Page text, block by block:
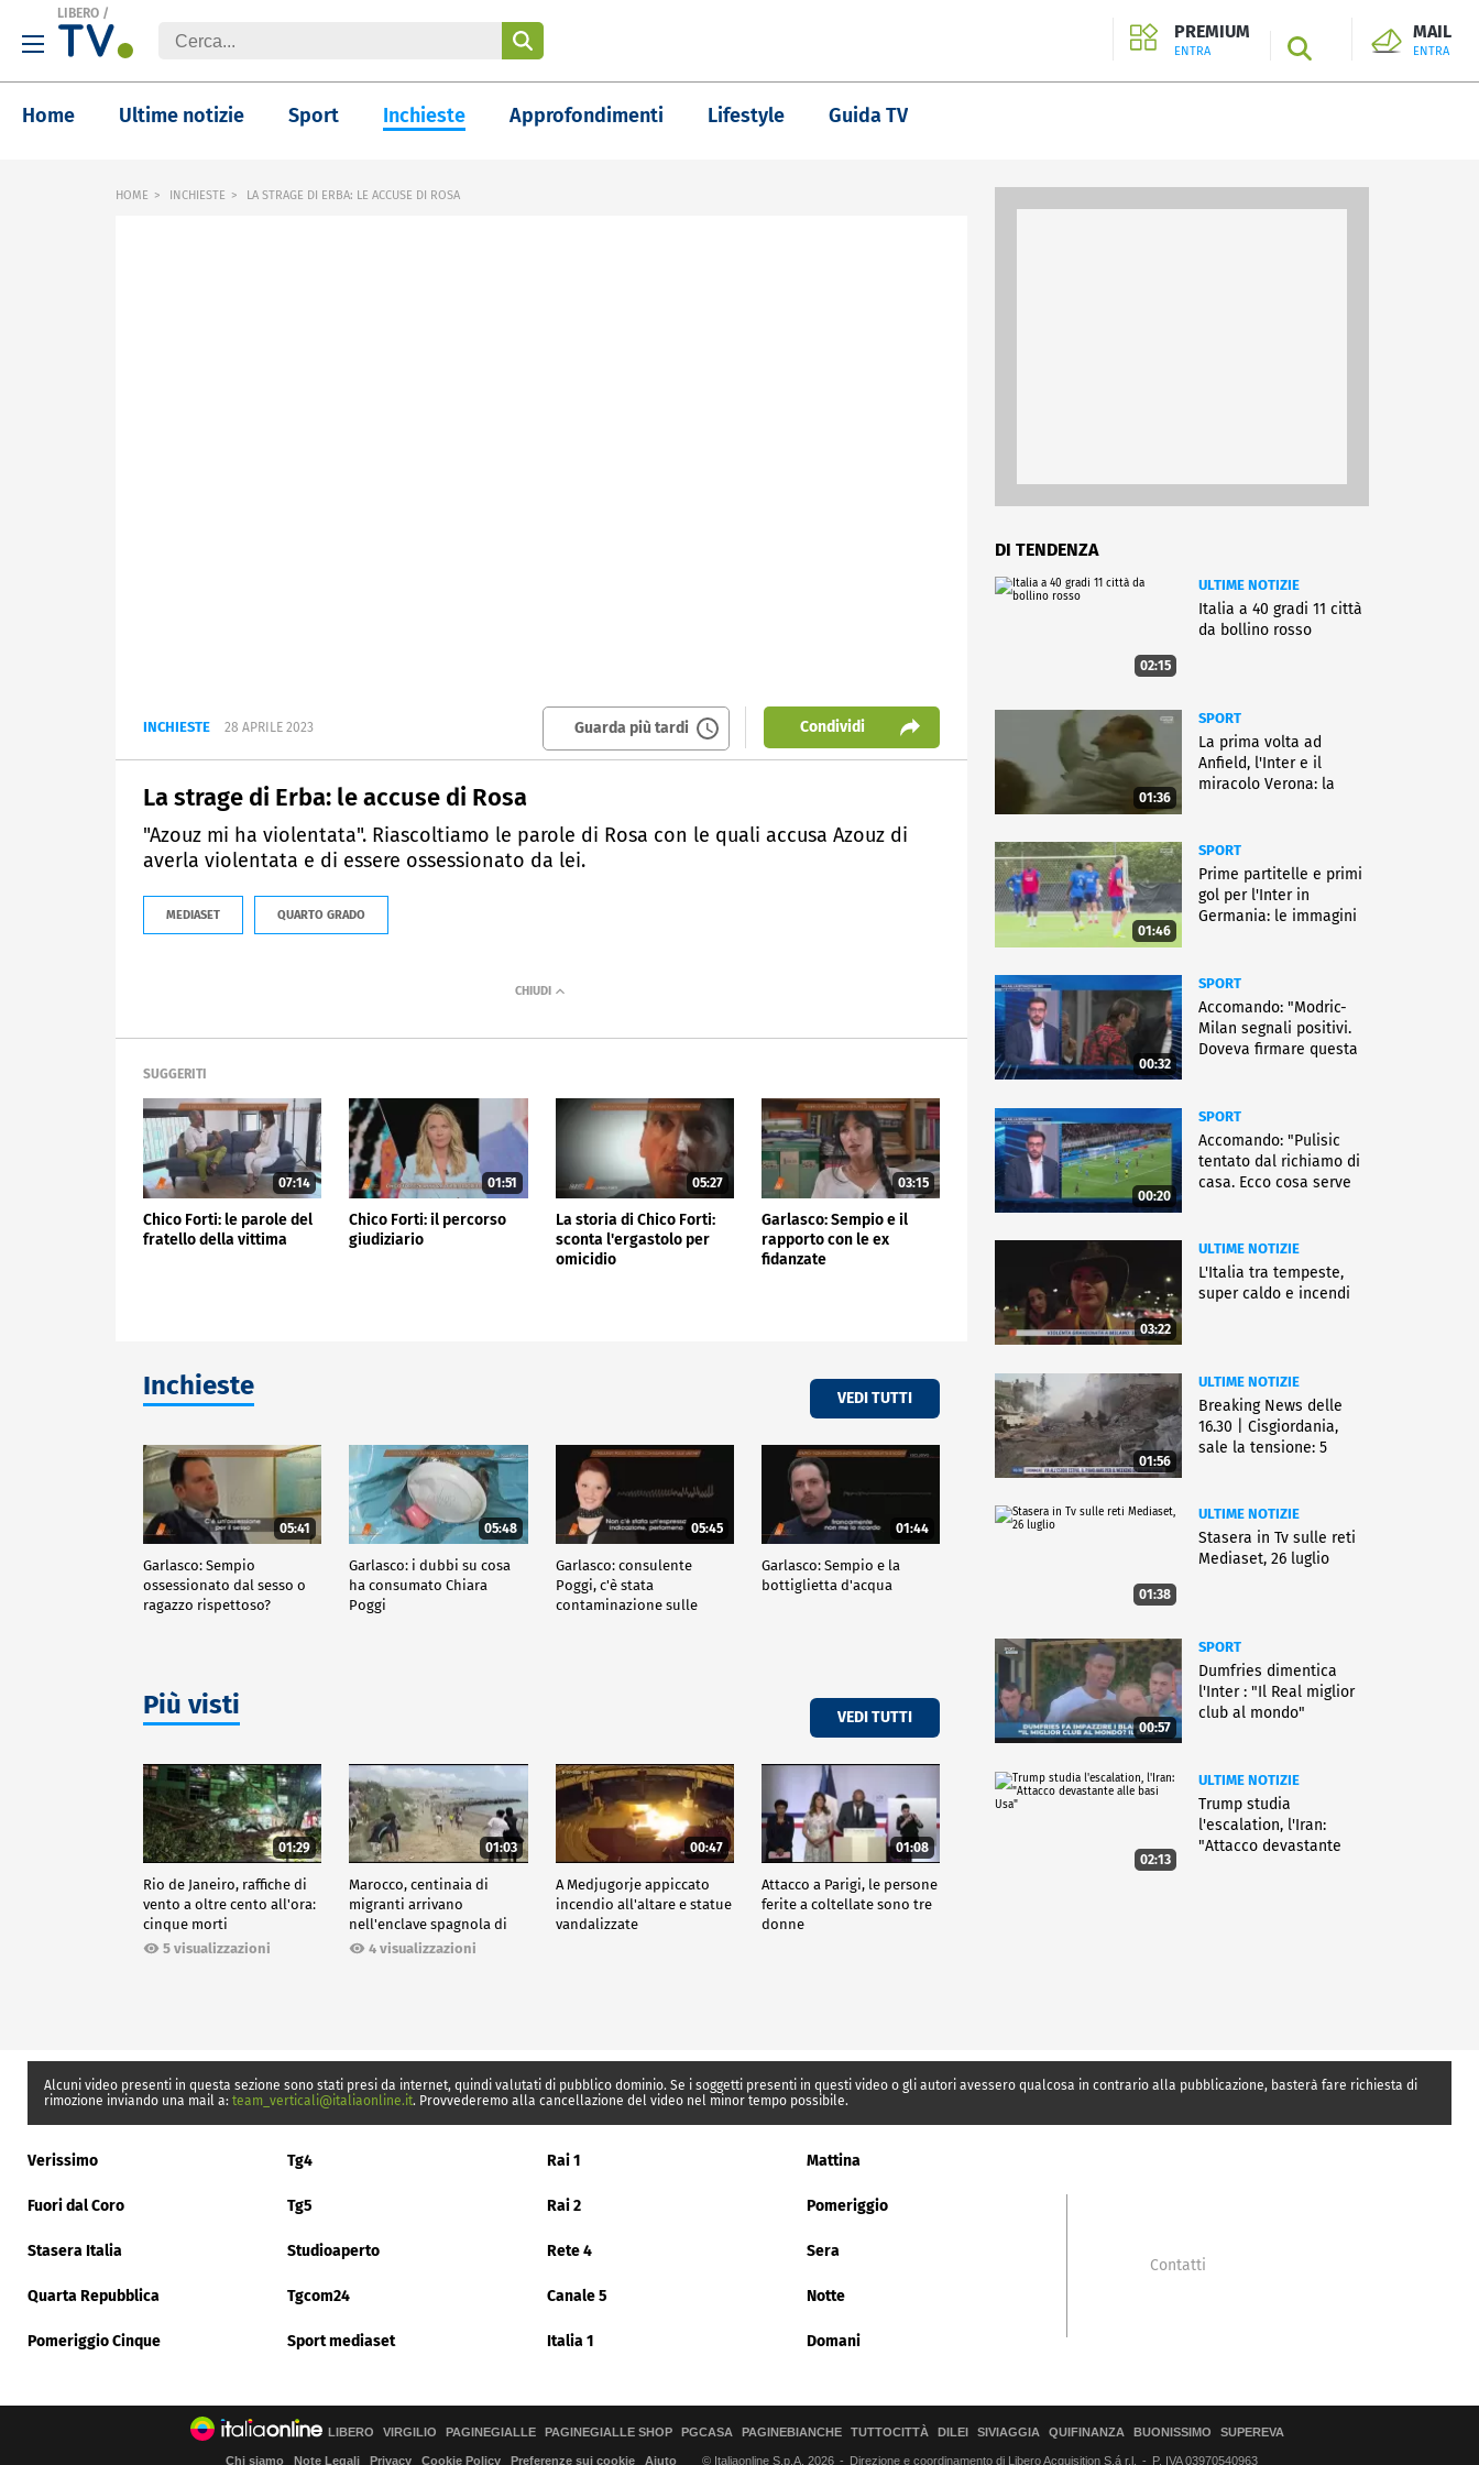
LIBERO /
PREMIUM
ENTRA SEARCH
MAIL
ENTRA
Home Ultime notizie Sport Inchieste Approfondimenti Lifestyle Guida TV
HOME INCHIESTE LA STRAGE DI ERBA: LE ACCUSE DI ROSA
INCHIESTE 28 APRILE 2023 Guarda più tardi Condividi
La strage di Erba: le accuse di Rosa
"Azouz mi ha violentata". Riascoltiamo le parole di Rosa con le quali accusa Azouz di
averla violentata e di essere ossessionato da lei.
MEDIASET QUARTO GRADO
SUGGERITI
07:14
Chico Forti: le parole del
fratello della vittima
01:51
Chico Forti: il percorso
giudiziario
05:27
La storia di Chico Forti:
sconta l'ergastolo per
omicidio
03:15
Garlasco: Sempio e il
rapporto con le ex
fidanzate
Inchieste VEDI TUTTI
05:41
Garlasco: Sempio
ossessionato dal sesso o
ragazzo rispettoso?
05:48
Garlasco: i dubbi su cosa
ha consumato Chiara
Poggi
05:45
Garlasco: consulente
Poggi, c'è stata
contaminazione sulle
01:44
Garlasco: Sempio e la
bottiglietta d'acqua
Più visti VEDI TUTTI
01:29
Rio de Janeiro, raffiche di
vento a oltre cento all'ora:
cinque morti
5 visualizzazioni
01:03
Marocco, centinaia di
migranti arrivano
nell'enclave spagnola di
Ceuta4 visualizzazioni
00:47
A Medjugorje appiccato
incendio all'altare e statue
vandalizzate
01:08
Attacco a Parigi, le persone
ferite a coltellate sono tre
donne
DI TENDENZA
02:15
ULTIME NOTIZIE
Italia a 40 gradi 11 città
da bollino rosso
01:36
SPORT
La prima volta ad
Anfield, l'Inter e il
miracolo Verona: la
01:46
SPORT
Prime partitelle e primi
gol per l'Inter in
Germania: le immagini
00:32
SPORT
Accomando: "Modric-
Milan segnali positivi.
Doveva firmare questa
00:20
SPORT
Accomando: "Pulisic
tentato dal richiamo di
casa. Ecco cosa serve
03:22
ULTIME NOTIZIE
L'Italia tra tempeste,
super caldo e incendi
01:56
ULTIME NOTIZIE
Breaking News delle
16.30 | Cisgiordania,
sale la tensione: 5
01:38
ULTIME NOTIZIE
Stasera in Tv sulle reti
Mediaset, 26 luglio
00:57
SPORT
Dumfries dimentica
l'Inter : "Il Real miglior
club al mondo"
02:13
ULTIME NOTIZIE
Trump studia
l'escalation, l'Iran:
"Attacco devastante
Alcuni video presenti in questa sezione sono stati presi da internet, quindi valutati di pubblico dominio. Se i soggetti presenti in questi video o gli autori avessero qualcosa in contrario alla pubblicazione, basterà fare richiesta di
rimozione inviando una mail a: team_verticali@italiaonline.it. Provvederemo alla cancellazione del video nel minor tempo possibile.
Verissimo Tg4 Rai 1 Mattina
Fuori dal Coro Tg5 Rai 2 Pomeriggio
Stasera Italia Studioaperto Rete 4 Sera
Quarta Repubblica Tgcom24 Canale 5 Notte
Pomeriggio Cinque Sport mediaset Italia 1 Domani
Contatti
LIBERO VIRGILIO PAGINEGIALLE PAGINEGIALLE SHOP PGCASA PAGINEBIANCHE TUTTOCITTÀ DILEI SIVIAGGIA QUIFINANZA BUONISSIMO SUPEREVA
Chi siamo Note Legali Privacy Cookie Policy Preferenze sui cookie Aiuto © Italiaonline S.p.A. 2026 Direzione e coordinamento di Libero Acquisition S.á r.l. P. IVA 03970540963